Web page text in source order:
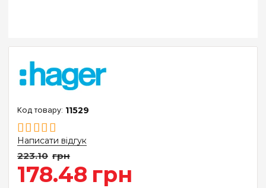
11529
Написати відгук
223.10 грн
178.48 грн